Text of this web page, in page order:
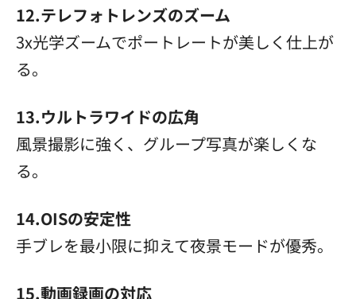
12.テレフォトレンズのズーム
3x光学ズームでポートレートが美しく仕上が
る。
13.ウルトラワイドの広角
風景撮影に強く、グループ写真が楽しくな
る。
14.OISの安定性
手ブレを最小限に抑えて夜景モードが優秀。
15.動画録画の対応